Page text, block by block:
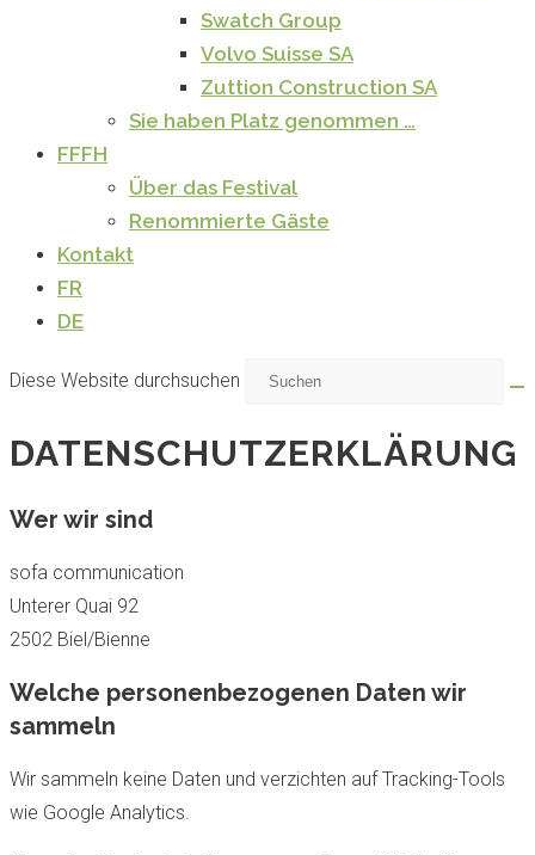
Swatch Group
Volvo Suisse SA
Zuttion Construction SA
Sie haben Platz genommen …
FFFH
Über das Festival
Renommierte Gäste
Kontakt
FR
DE
Diese Website durchsuchen
DATENSCHUTZERKLÄRUNG
Wer wir sind
sofa communication
Unterer Quai 92
2502 Biel/Bienne
Welche personenbezogenen Daten wir
sammeln
Wir sammeln keine Daten und verzichten auf Tracking-Tools
wie Google Analytics.